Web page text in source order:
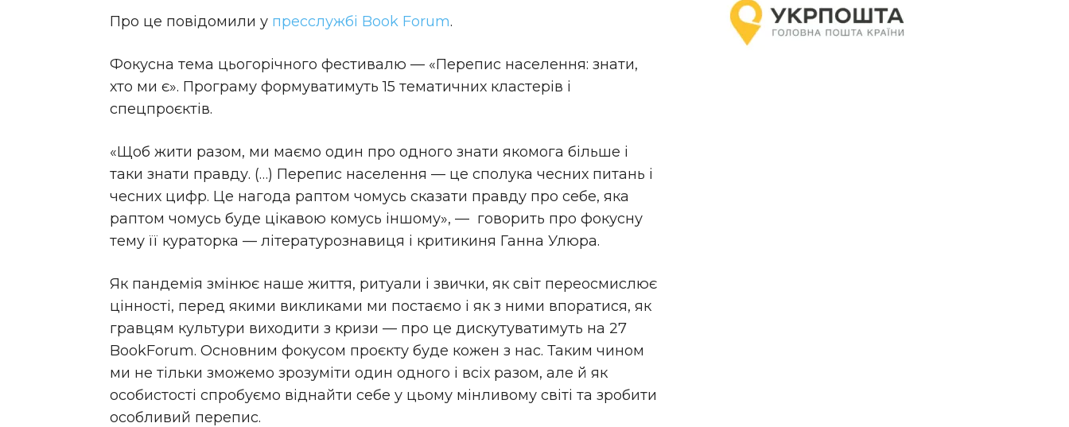
Про це повідомили у пресслужбі Book Forum.
Фокусна тема цьогорічного фестивалю — «Перепис населення: знати,
хто ми є». Програму формуватимуть 15 тематичних кластерів і
спецпроєктів.
«Щоб жити разом, ми маємо один про одного знати якомога більше і
таки знати правду. (…) Перепис населення — це сполука чесних питань і
чесних цифр. Це нагода раптом чомусь сказати правду про себе, яка
раптом чомусь буде цікавою комусь іншому», — говорить про фокусну
тему її кураторка — літературознавиця і критикиня Ганна Улюра.
Як пандемія змінює наше життя, ритуали і звички, як світ переосмислює
цінності, перед якими викликами ми постаємо і як з ними впоратися, як
гравцям культури виходити з кризи — про це дискутуватимуть на 27
BookForum. Основним фокусом проєкту буде кожен з нас. Таким чином
ми не тільки зможемо зрозуміти один одного і всіх разом, але й як
особистості спробуємо віднайти себе у цьому мінливому світі та зробити
особливий перепис.